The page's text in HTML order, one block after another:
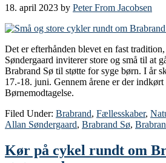
18. april 2023 by Peter From Jacobsen
Det er efterhånden blevet en fast
Søndergaard inviterer store og små til at
Brabrand Sø til støtte for syge børn. I år
17.-18. juni. Gennem årene er der
Børnemodtagelse.
Filed Under: Brabrand, Fællesskaber,
Allan Søndergaard, Brabrand Sø,
Kør på cykel rundt om